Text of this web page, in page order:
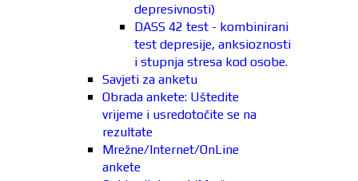
depresivnosti)
DASS 42 test - kombinirani
test depresije, anksioznosti
i stupnja stresa kod osobe.
Savjeti za anketu
Obrada ankete: Uštedite
vrijeme i usredotočite se na
rezultate
Mrežne/Internet/OnLine
ankete